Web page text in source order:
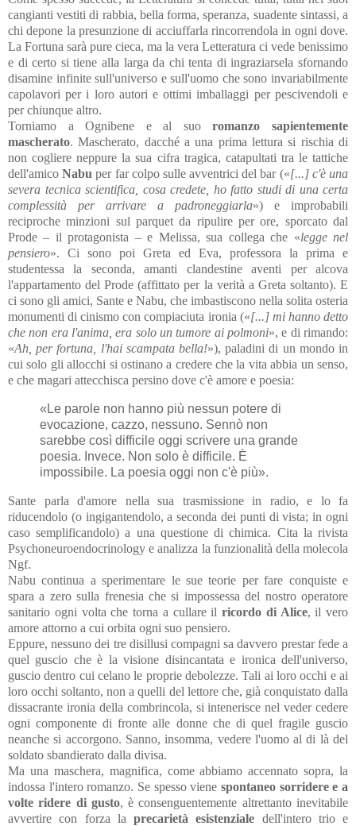
cangianti vestiti di rabbia, bella forma, speranza, suadente sintassi, a
chi depone la presunzione di acciuffarla rincorrendola in ogni dove.
La Fortuna sarà pure cieca, ma la vera Letteratura ci vede benissimo
e di certo si tiene alla larga da chi tenta di ingraziarsela sfornando
disamine infinite sull'universo e sull'uomo che sono invariabilmente
capolavori per i loro autori e ottimi imballaggi per pescivendoli e
per chiunque altro.
Torniamo a Ognibene e al suoromanzo sapientemente
mascherato. Mascherato, dacché a una prima lettura si rischia di
non cogliere neppure la sua cifra tragica, catapultati tra le tattiche
dell'amicoNabu per far colpo sulle avventrici del bar («[...] c'è una
severa tecnica scientifica, cosa credete, ho fatto studi di una certa
complessità per arrivare a padroneggiarla») e improbabili
reciproche minzioni sul parquet da ripulire per ore, sporcato dal
Prode – il protagonista – e Melissa, sua collega che «legge nel
pensiero». Ci sono poi Greta ed Eva, professora la prima e
studentessa la seconda, amanti clandestine aventi per alcova
l'appartamento del Prode (affittato per la verità a Greta soltanto). E
ci sono gli amici, Sante e Nabu, che imbastiscono nella solita osteria
monumenti di cinismo con compiaciuta ironia («[...] mi hanno detto
che non era l'anima, era solo un tumore ai polmoni», e di rimando:
«Ah, per fortuna, l'hai scampata bella!»), paladini di un mondo in
cui solo gli allocchi si ostinano a credere che la vita abbia un senso,
e che magari attecchisca persino dove c'è amore e poesia:
«Le parole non hanno più nessun potere di
evocazione, cazzo, nessuno. Sennò non
sarebbe così difficile oggi scrivere una grande
poesia. Invece. Non solo è difficile. È
impossibile. La poesia oggi non c'è più».
Sante parla d'amore nella sua trasmissione in radio, e lo fa
riducendolo (o ingigantendolo, a seconda dei punti di vista; in ogni
caso semplificandolo) a una questione di chimica. Cita la rivista
Psychoneuroendocrinology e analizza la funzionalità della molecola
Ngf.
Nabu continua a sperimentare le sue teorie per fare conquiste e
spara a zero sulla frenesia che si impossessa del nostro operatore
sanitario ogni volta che torna a cullare il ricordo di Alice, il vero
amore attorno a cui orbita ogni suo pensiero.
Eppure, nessuno dei tre disillusi compagni sa davvero prestar fede a
quel guscio che è la visione disincantata e ironica dell'universo,
guscio dentro cui celano le proprie debolezze. Tali ai loro occhi e ai
loro occhi soltanto, non a quelli del lettore che, già conquistato dalla
dissacrante ironia della combrincola, si intenerisce nel veder cedere
ogni componente di fronte alle donne che di quel fragile guscio
neanche si accorgono. Sanno, insomma, vedere l'uomo al di là del
soldato sbandierato dalla divisa.
Ma una maschera, magnifica, come abbiamo accennato sopra, la
indossa l'intero romanzo. Se spesso viene spontaneo sorridere e a
volte ridere di gusto, è consenguentemente altrettanto inevitabile
avvertire con forza la precarietà esistenziale dell'intero trio e